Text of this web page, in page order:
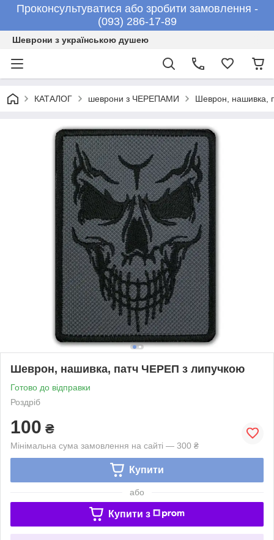
Проконсультуватися або зробити замовлення -
(093) 286-17-89
Шеврони з українською душею
КАТАЛОГ шеврони з ЧЕРЕПАМИ Шеврон, нашивка,
Шеврон, нашивка, патч ЧЕРЕП з липучкою
Готово до відправки
Роздріб
100 ₴
Мінімальна сума замовлення на сайті — 300 ₴
Купити
або
Купити з